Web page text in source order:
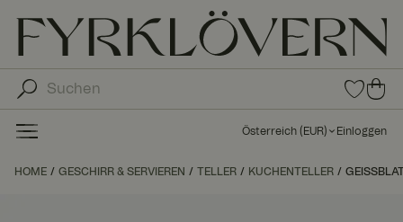
0
Arti
in
orit
0
Art
ike
de
Österreich ( EUR) Einloggen
HOME GESCHIRR & SERVIEREN TELLER KUCHENTELLER